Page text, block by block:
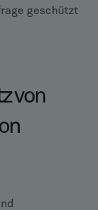
geschützt
von